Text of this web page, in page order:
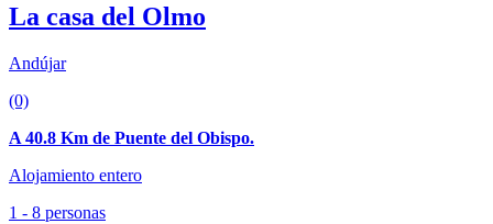
La casa del Olmo
Andújar
(0)
A 40.8 Km de Puente del Obispo.
Alojamiento entero
1 - 8 personas